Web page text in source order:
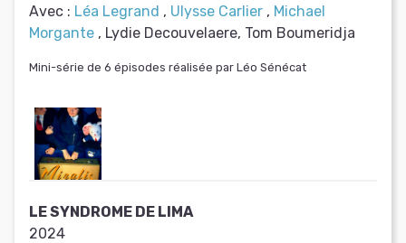
Avec : Léa Legrand , Ulysse Carlier , Michael
Morgante , Lydie Decouvelaere, Tom Boumeridja
Mini-série de 6 épisodes réalisée par Léo Sénécat
LE SYNDROME DE LIMA
2024